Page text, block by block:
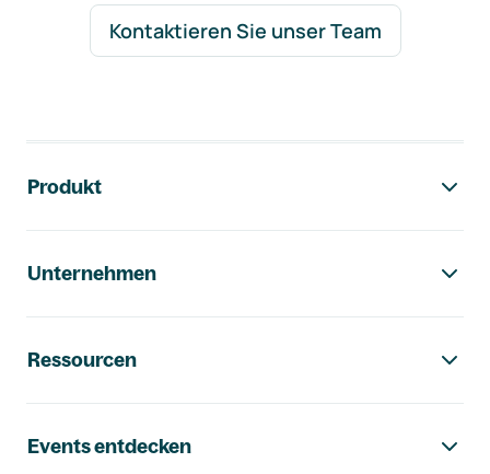
Kontaktieren Sie unser Team
Produkt
Unternehmen
Ressourcen
Events entdecken